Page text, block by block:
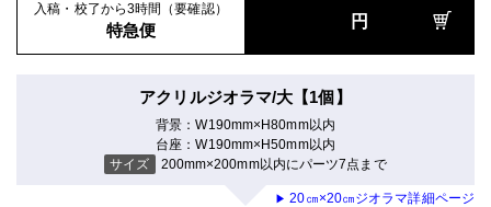
入稿・校了から3時間（要確認）
特急便 円
アクリルジオラマ/大【1個】
背景：W190mm×H80mm以内
台座：W190mm×H50mm以内
サイズ
200mm×200mm以内にパーツ7点まで
▶ 20㎝×20㎝ジオラマ詳細ページ